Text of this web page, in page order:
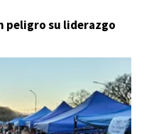
peligro su liderazgo